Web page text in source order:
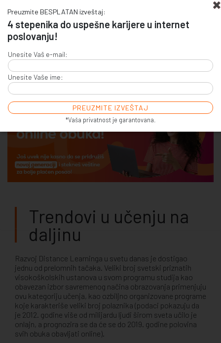
Preuzmite BESPLATAN izveštaj:
4 stepenika do uspešne karijere u internet
poslovanju!
Unesite Vaš e-mail:
Unesite Vaše ime:
*Vaša privatnost je garantovana.
+381 (0)11 7856 156
E-COMMERCE & SALES
ONLINE ADVERTISING
E-BUSINESS & E-MARKETING
Trendovi u učenju na
daljinu
Razvoj Distance Learninga u svetu danas je dostigao
jednu od prelomnih tačaka. Veliki broj svetski priznatih
visokoškolskih ustanova u svom programu studija kao
obavezan izbor savremenog načina obrazovanja primenjuju
ovu kategoriju učenja, kao ozbiljno organizovane programe
koje karakteriše veliki broj polaznika (podaci pokazuju da
je 2012. godine više od milijardu ljudi širom sveta učilo je
onlajn, a prognozira se da će se do 2019. godine polovina
svih obuka obavljati online).